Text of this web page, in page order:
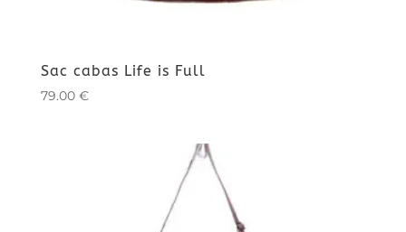
Sac cabas Life is Full
79.00 €